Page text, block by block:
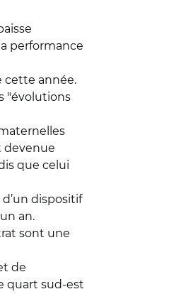
performance
cette année.
"évolutions
devenue
que celui
dispositif
an.
sont une
de
quart sud-est